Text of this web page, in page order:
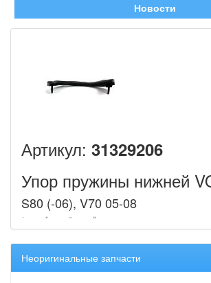
Новости
Артикул: 31329206
Упор пружины нижней
S80 (-06), V70 05-08
Неоригинальные запчасти